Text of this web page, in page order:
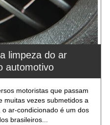
limpeza do ar
automotivo
motoristas que passam
muitas vezes submetidos a
ar-condicionado é um dos
brasileiros...